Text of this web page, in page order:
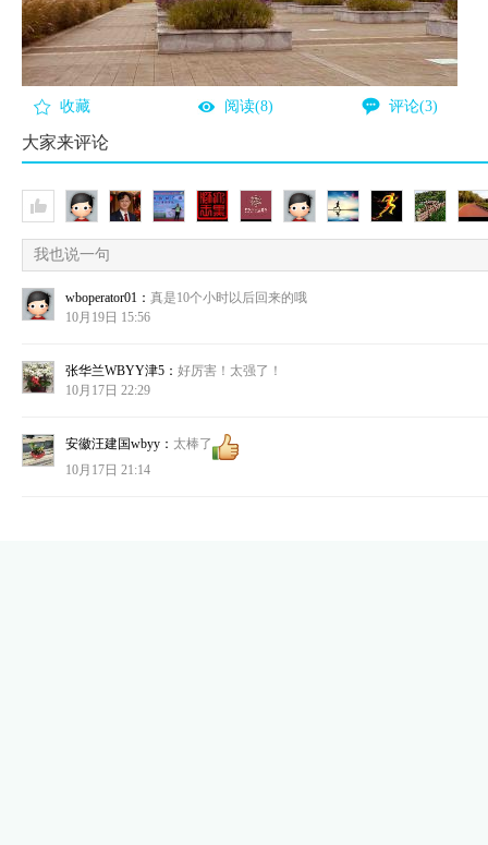
收藏 阅读(8) 评论(3)
大家来评论
我也说一句
wboperator01： 真是10个小时以后回来的哦
10月19日 15:56
张华兰WBYY津5： 好厉害！太强了！
10月17日 22:29
安徽汪建国wbyy： 太棒了
10月17日 21:14